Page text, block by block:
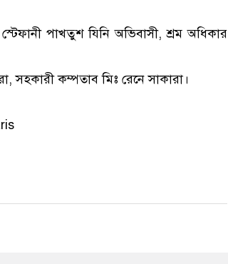
পাখতুশ যিনি অভিবাসী, শ্রম অধিকার
সহকারী কম্পতাব মিঃ রেনে সাকারা।